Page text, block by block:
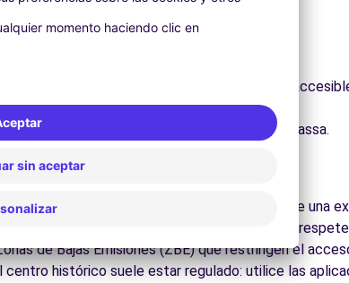
y descubra su patrimonio arquitectónico.
enriquecen Terrassa.
Brava, los viñedos del Penedès, fácilmente
en los restaurantes y mercados de Terrassa.
en Terrassa
algunos consejos prácticos. la región tiene una
Como en todas las ciudades españolas,
de Bajas Emisiones (ZBE) que restringen el
histórico suele estar regulado: utilice las